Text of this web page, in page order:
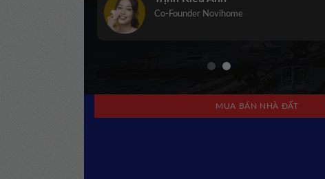
Co-Founder Novihome
MUA BÁN NHÀ ĐẤT